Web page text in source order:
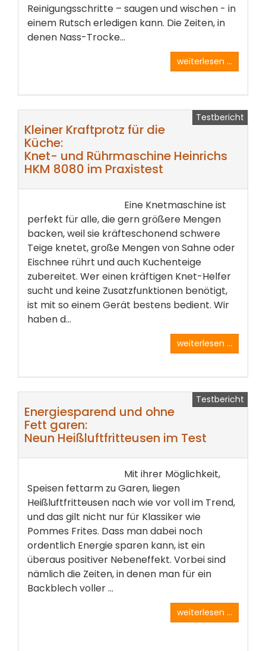
Reinigungsschritte – saugen und wischen - in
einem Rutsch erledigen kann. Die Zeiten, in
denen Nass-Trocke...
weiterlesen ...
Testbericht
Kleiner Kraftprotz für die
Küche:
Knet- und Rührmaschine Heinrichs
HKM 8080 im Praxistest
Eine Knetmaschine ist
perfekt für alle, die gern größere Mengen
backen, weil sie kräfteschonend schwere
Teige knetet, große Mengen von Sahne oder
Eischnee rührt und auch Kuchenteige
zubereitet. Wer einen kräftigen Knet-Helfer
sucht und keine Zusatzfunktionen benötigt,
ist mit so einem Gerät bestens bedient. Wir
haben d...
weiterlesen ...
Testbericht
Energiesparend und ohne
Fett garen:
Neun Heißluftfritteusen im Test
Mit ihrer Möglichkeit,
Speisen fettarm zu Garen, liegen
Heißluftfritteusen nach wie vor voll im Trend,
und das gilt nicht nur für Klassiker wie
Pommes Frites. Dass man dabei noch
ordentlich Energie sparen kann, ist ein
überaus positiver Nebeneffekt. Vorbei sind
nämlich die Zeiten, in denen man für ein
Backblech voller ...
weiterlesen ...